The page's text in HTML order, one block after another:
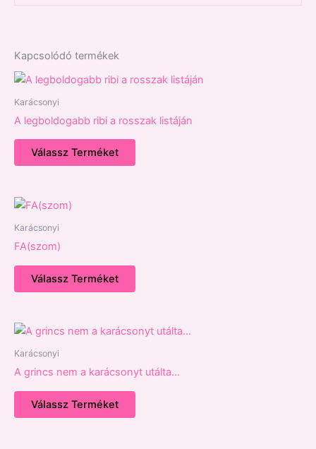
Kapcsolódó termékek
Karácsonyi
A legboldogabb ribi a rosszak listáján
Válassz Terméket
Karácsonyi
FA(szom)
Válassz Terméket
Karácsonyi
A grincs nem a karácsonyt utálta…
Válassz Terméket